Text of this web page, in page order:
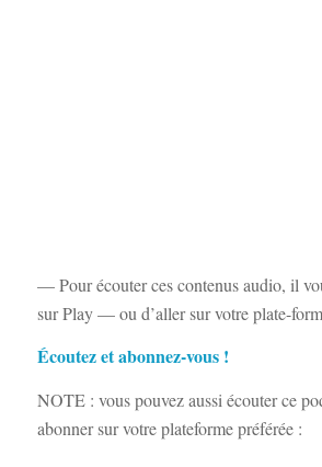
— Pour écouter ces contenus audio, il
sur Play — ou d’aller sur votre plate-
Écoutez et abonnez-vous !
NOTE : vous pouvez aussi écouter ce
abonner sur votre plateforme préférée :